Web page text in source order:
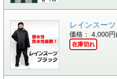
レインスーツ
価格： 4,000円
在庫切れ